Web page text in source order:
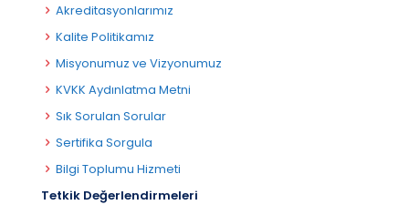
Akreditasyonlarımız
Kalite Politikamız
Misyonumuz ve Vizyonumuz
KVKK Aydınlatma Metni
Sık Sorulan Sorular
Sertifika Sorgula
Bilgi Toplumu Hizmeti
Tetkik Değerlendirmeleri